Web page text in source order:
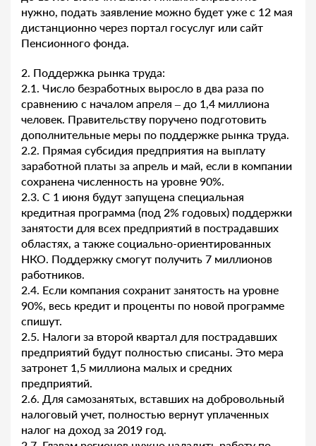
нужно, подать заявление можно будет уже с 12 мая
дистанционно через портал госуслуг или сайт
Пенсионного фонда.
2. Поддержка рынка труда:
2.1. Число безработных выросло в два раза по
сравнению с началом апреля – до 1,4 миллиона
человек. Правительству поручено подготовить
дополнительные меры по поддержке рынка труда.
2.2. Прямая субсидия предприятия на выплату
заработной платы за апрель и май, если в компании
сохранена численность на уровне 90%.
2.3. С 1 июня будут запущена специальная
кредитная программа (под 2% годовых) поддержки
занятости для всех предприятий в пострадавших
областях, а также социально-ориентированных
НКО. Поддержку смогут получить 7 миллионов
работников.
2.4. Если компания сохранит занятость на уровне
90%, весь кредит и проценты по новой программе
спишут.
2.5. Налоги за второй квартал для пострадавших
предприятий будут полностью списаны. Это мера
затронет 1,5 миллиона малых и средних
предприятий.
2.6. Для самозанятых, вставших на добровольный
налоговый учет, полностью вернут уплаченных
налог на доход за 2019 год.